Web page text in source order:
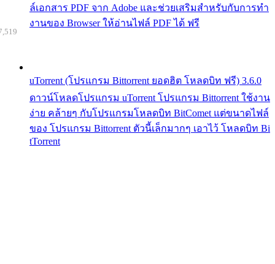
ล์เอกสาร PDF จาก Adobe และช่วยเสริมสำหรับกับการทำ
งานของ Browser ให้อ่านไฟล์ PDF ได้ ฟรี
uTorrent (โปรแกรม Bittorrent ยอดฮิต โหลดบิท ฟรี) 3.6.0
ดาวน์โหลดโปรแกรม uTorrent โปรแกรม Bittorrent ใช้งาน
ง่าย คล้ายๆ กับโปรแกรมโหลดบิท BitComet แต่ขนาดไฟล์
ของ โปรแกรม Bittorrent ตัวนี้เล็กมากๆ เอาไว้ โหลดบิท Bi
tTorrent